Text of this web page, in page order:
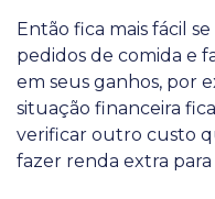
Então fica mais fácil
pedidos de comida e
em seus ganhos, por
situação financeira
verificar outro custo
fazer renda extra